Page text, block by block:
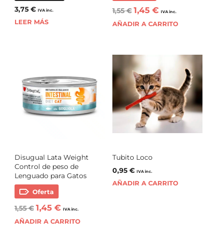
3,75 € IVA inc.
LEER MÁS
1,55€ 1,45 € IVA inc.
AÑADIR A CARRITO
Disugual Lata Weight
Control de peso de
Lenguado para Gatos
Oferta
1,55€ 1,45 € IVA inc.
AÑADIR A CARRITO
Tubito Loco
0,95 € IVA inc.
AÑADIR A CARRITO